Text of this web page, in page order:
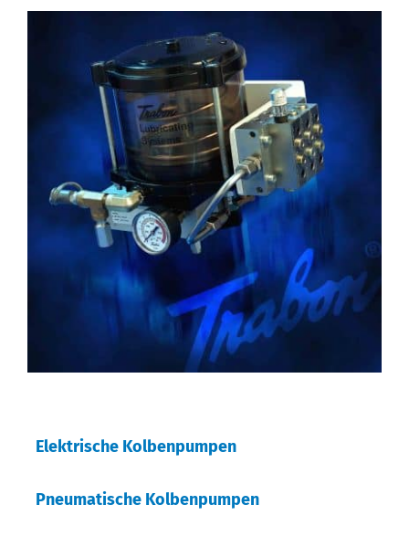
Elektrische Kolbenpumpen
Pneumatische Kolbenpumpen